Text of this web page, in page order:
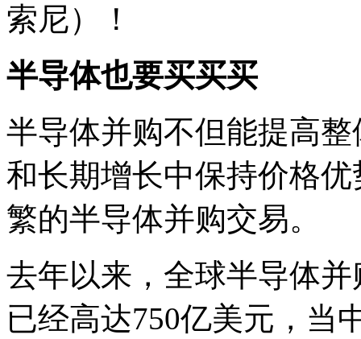
报》
报
高
通
并
牛
叉
屁，
即
恩
智
半
导
索尼）！
半导体也要买买买
半导体并购不但能提高
和长期增长中保持价格
繁的半导体并购交易。
去年以来，全球半导体
已经高达750亿美元，当